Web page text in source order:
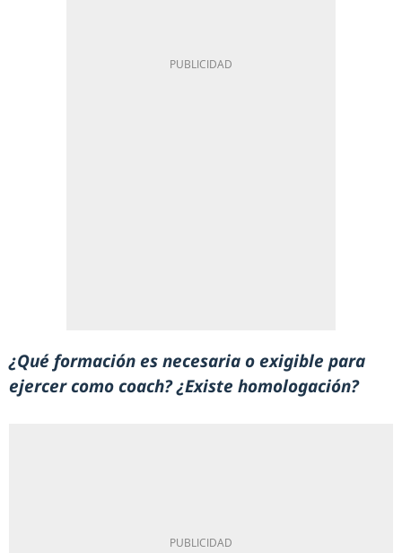
¿Qué formación es necesaria o exigible para
ejercer como coach? ¿Existe homologación?